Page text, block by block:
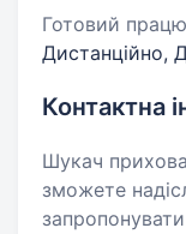
Готовий
Дистанційно,
Контактна
Шукач
зможете